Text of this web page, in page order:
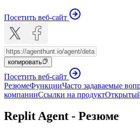
Посетить веб-сайт
копировать
Посетить веб-сайт
РезюмеФункцииЧасто задаваемые
компанииСсылки на продукт
Replit Agent - Резюме